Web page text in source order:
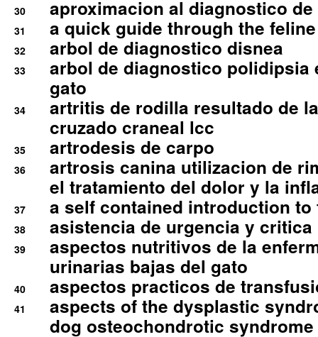
30 aproximacion al diagnostico
31 a quick guide through the
32 arbol de diagnostico disnea
33
arbol de diagnostico polidipsia
gato
34
artritis de rodilla resultado de
cruzado craneal lcc
35 artrodesis de carpo
36
artrosis canina utilizacion de
el tratamiento del dolor y la
37 a self contained introduction
38 asistencia de urgencia y
39
aspectos nutritivos de la
urinarias bajas del gato
40 aspectos practicos de
41
aspects of the dysplastic
dog osteochondrotic syndrome